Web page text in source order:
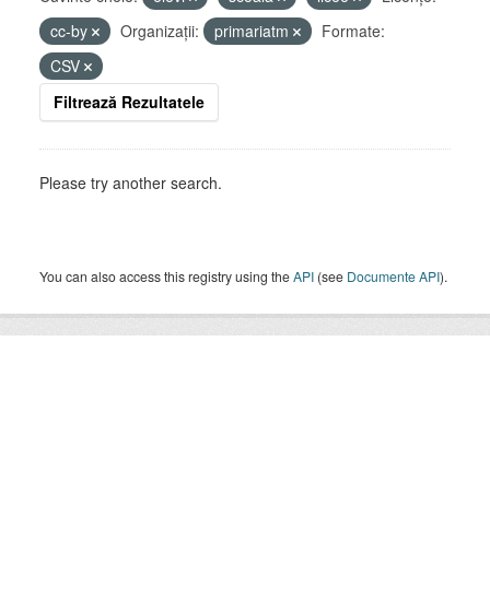
cc-by
Organizații: primariatm
Formate:
CSV
Filtrează Rezultatele
Please try another search.
You can also access this registry using theAPI (see Documente API).